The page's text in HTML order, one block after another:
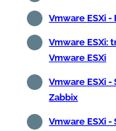
Vmware ESXi
Vmware ESXi:
Vmware ESXi
Vmware ESXi -
Zabbix
Vmware ESXi -